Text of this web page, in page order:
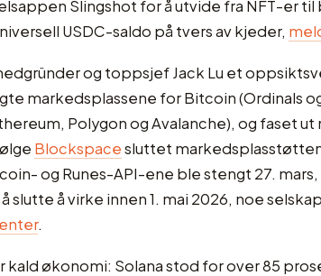
Slingshot for å utvide fra NFT-er
USDC-saldo på tvers av kjeder,
og toppsjef Jack Lu et
markedsplassene for Bitcoin (Ordinals
Polygon og Avalanche), og faset
Blockspacesluttet
og Runes-API-ene ble stengt 27. mars,
slutte å virke innen 1. mai 2026, noe
.
kald økonomi: Solana stod for over 85